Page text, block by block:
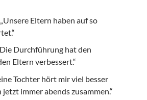
Eltern haben auf so
Durchführung hat den
Eltern verbessert.“
Tochter hört mir viel besser
jetzt immer abends zusammen.“